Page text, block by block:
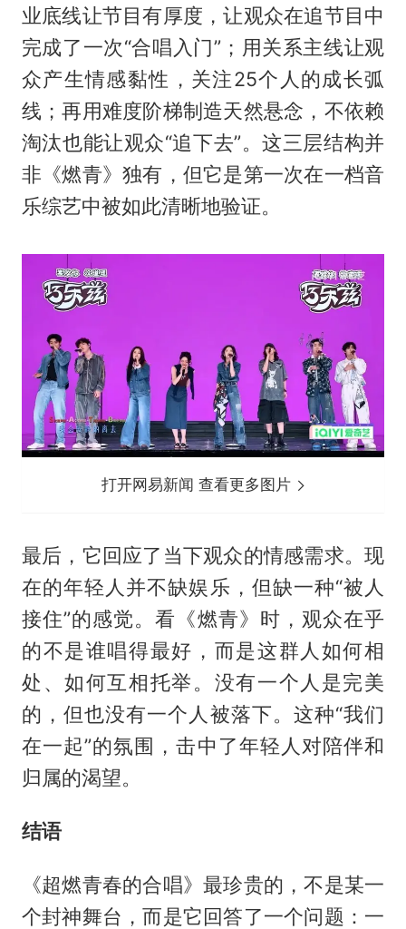
业底线让节目有厚度，让观众在追节目中
完成了一次“合唱入门”；用关系主线让观
众产生情感黏性，关注25个人的成长弧
线；再用难度阶梯制造天然悬念，不依赖
淘汰也能让观众“追下去”。这三层结构并
非《燃青》独有，但它是第一次在一档音
乐综艺中被如此清晰地验证。
打开网易新闻 查看更多图片
最后，它回应了当下观众的情感需求。现
在的年轻人并不缺娱乐，但缺一种“被人
接住”的感觉。看《燃青》时，观众在乎
的不是谁唱得最好，而是这群人如何相
处、如何互相托举。没有一个人是完美
的，但也没有一个人被落下。这种“我们
在一起”的氛围，击中了年轻人对陪伴和
归属的渴望。
结语
《超燃青春的合唱》最珍贵的，不是某一
个封神舞台，而是它回答了一个问题：一